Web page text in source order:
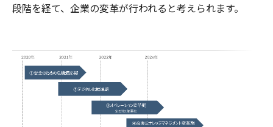
段階を経て、企業の変革が行われると考えられます。